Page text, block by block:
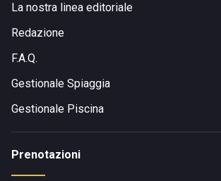
La nostra linea editoriale
Redazione
F.A.Q.
Gestionale Spiaggia
Gestionale Piscina
Prenotazioni